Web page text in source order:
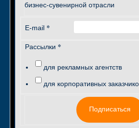
бизнес-сувенирной отрасли
E-mail *
Рассылки *
для рекламных агентств
для корпоративных
Подписаться